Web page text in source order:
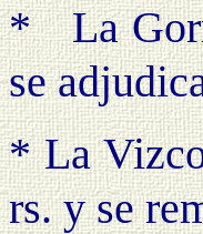
*
La
se
* La
rs.yse